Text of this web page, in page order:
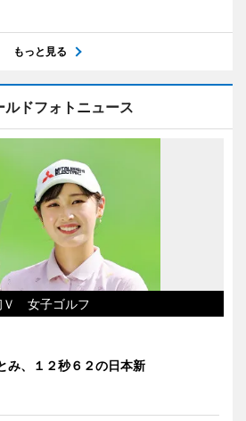
もっと見る
ルドフォトニュース
Ｖ 女子ゴルフ
み、１２秒６２の日本新